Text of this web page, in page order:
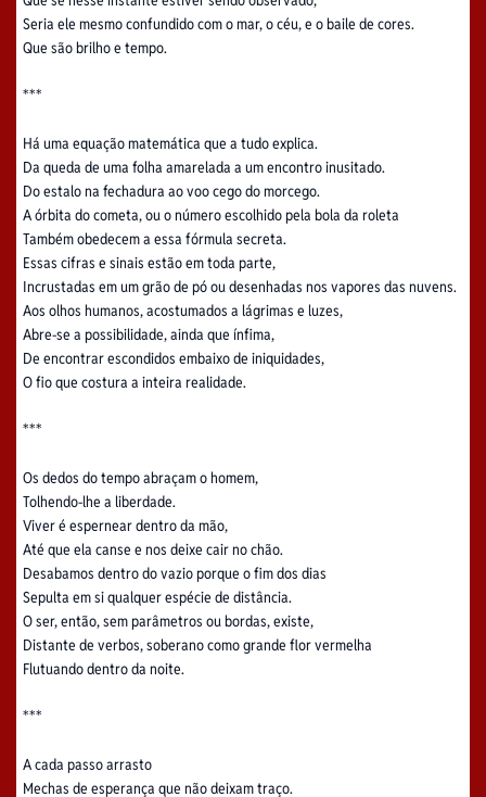
Seria ele mesmo confundido com o mar, o céu, e o baile de cores.
Que são brilho e tempo.
***
Há uma equação matemática que a tudo explica.
Da queda de uma folha amarelada a um encontro inusitado.
Do estalo na fechadura ao voo cego do morcego.
A órbita do cometa, ou o número escolhido pela bola da roleta
Também obedecem a essa fórmula secreta.
Essas cifras e sinais estão em toda parte,
Incrustadas em um grão de pó ou desenhadas nos vapores das nuvens.
Aos olhos humanos, acostumados a lágrimas e luzes,
Abre-se a possibilidade, ainda que ínfima,
De encontrar escondidos embaixo de iniquidades,
O fio que costura a inteira realidade.
***
Os dedos do tempo abraçam o homem,
Tolhendo-lhe a liberdade.
Viver é espernear dentro da mão,
Até que ela canse e nos deixe cair no chão.
Desabamos dentro do vazio porque o fim dos dias
Sepulta em si qualquer espécie de distância.
O ser, então, sem parâmetros ou bordas, existe,
Distante de verbos, soberano como grande flor vermelha
Flutuando dentro da noite.
***
A cada passo arrasto
Mechas de esperança que não deixam traço.